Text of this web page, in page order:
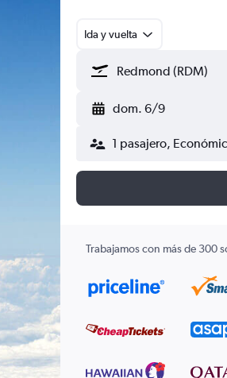
Ida y vuelta
dom. 6/9
1 pasajero,
Trabajamos con más de 300